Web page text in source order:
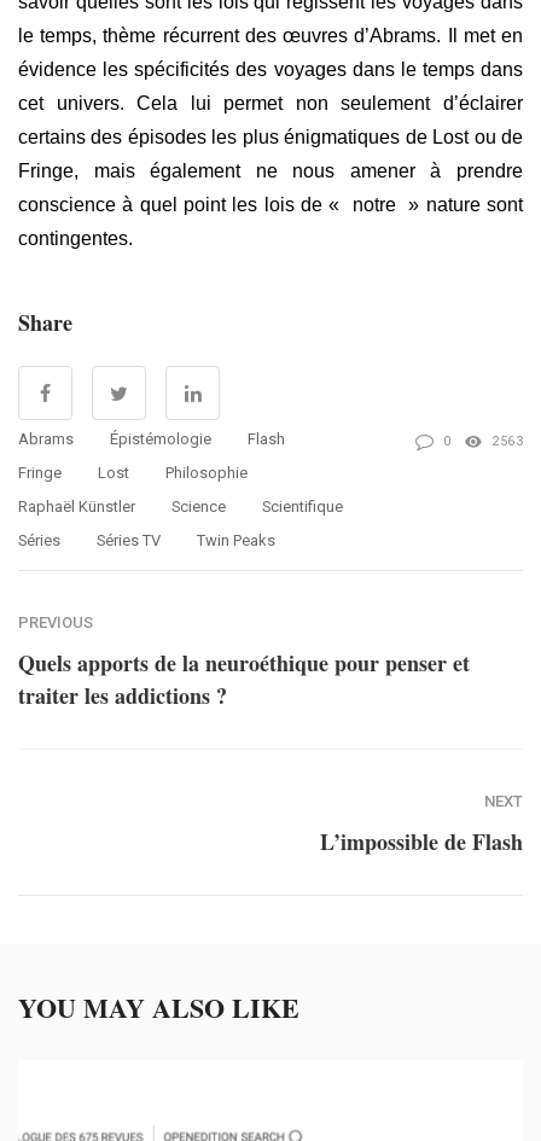
le temps, thème récurrent des œuvres d’Abrams. Il met en
évidence les spécificités des voyages dans le temps dans
cet univers. Cela lui permet non seulement d’éclairer
certains des épisodes les plus énigmatiques de Lost ou de
Fringe, mais également ne nous amener à prendre
conscience à quel point les lois de « notre » nature sont
contingentes.
Share
Abrams Épistémologie
Flash
Fringe
Lost
Philosophie
Raphaël Künstler
Science
Scientifique
Séries
Séries TV Twin Peaks
0 2563
PREVIOUS
Quels apports de la neuroéthique pour penser et
traiter les addictions ?
NEXT
L’impossible de Flash
YOU MAY ALSO LIKE